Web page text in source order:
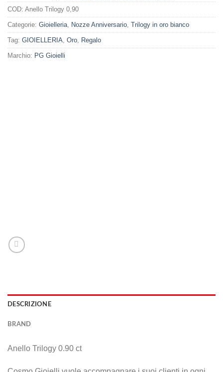
COD: Anello Trilogy 0,90
Categorie: Gioielleria Nozze Anniversario Trilogy in oro bianco
Tag: GIOIELLERIA Oro Regalo
Marchio: PG Gioielli
DESCRIZIONE
BRAND
Anello Trilogy 0.90 ct